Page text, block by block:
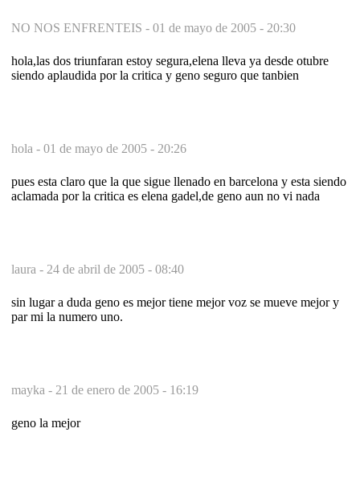
NO NOS ENFRENTEIS - 01 de mayo de 2005 - 20:30
hola,las dos triunfaran estoy segura,elena lleva ya desde otubre
siendo aplaudida por la critica y geno seguro que tanbien
hola - 01 de mayo de 2005 - 20:26
pues esta claro que la que sigue llenado en barcelona y esta siendo
aclamada por la critica es elena gadel,de geno aun no vi nada
laura - 24 de abril de 2005 - 08:40
sin lugar a duda geno es mejor tiene mejor voz se mueve mejor y
par mi la numero uno.
mayka - 21 de enero de 2005 - 16:19
geno la mejor